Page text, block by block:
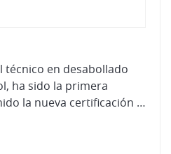
técnico en desabollado
ha sido la primera
empresa que ha obtenido la nueva certificación de Centro Zaragoza en su curso presencial sobre “Técnicas PDR desabollado sin pintura”, para formar a varilleros.